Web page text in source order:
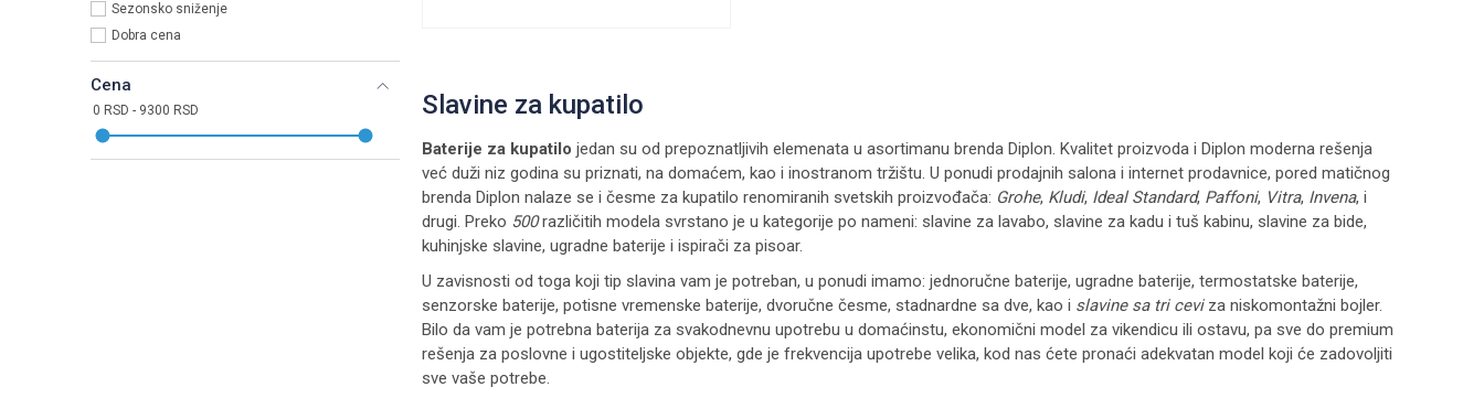
Sezonsko sniženje
Dobra cena
Cena
Slavine za kupatilo
Baterije za kupatilo jedan su od prepoznatljivih elemenata u asortimanu brenda Diplon. Kvalitet proizvoda i Diplon moderna rešenja
već duži niz godina su priznati, na domaćem, kao i inostranom tržištu. U ponudi prodajnih salona i internet prodavnice, pored matičnog
brenda Diplon nalaze se i česme za kupatilo renomiranih svetskih proizvođača: Grohe, Kludi, Ideal Standard, Paffoni, Vitra, Invena, i
drugi. Preko 500različitih modela svrstano je u kategorije po nameni: slavine za lavabo, slavine za kadu i tuš kabinu, slavine za bide,
kuhinjske slavine, ugradne baterije i ispirači za pisoar.
U zavisnosti od toga koji tip slavina vam je potreban, u ponudi imamo: jednoručne baterije, ugradne baterije, termostatske baterije,
senzorske baterije, potisne vremenske baterije, dvoručne česme, stadnardne sa dve, kao i slavine sa tri ceviza niskomontažni bojler.
Bilo da vam je potrebna baterija za svakodnevnu upotrebu u domaćinstu, ekonomični model za vikendicu ili ostavu, pa sve do premium
rešenja za poslovne i ugostiteljske objekte, gde je frekvencija upotrebe velika, kod nas ćete pronaći adekvatan model koji će zadovoljiti
sve vaše potrebe.